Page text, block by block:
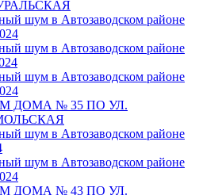
шум в Автозаводском районе
шум в Автозаводском районе
шум в Автозаводском районе
ДОМА № 35 ПО УЛ.
шум в Автозаводском районе
шум в Автозаводском районе
ДОМА № 43 ПО УЛ.